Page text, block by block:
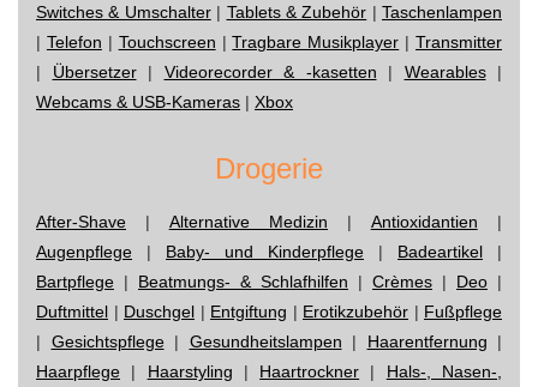
Switches & Umschalter| Tablets & Zubehör | Taschenlampen
| Telefon | Touchscreen |Tragbare Musikplayer | Transmitter
| Übersetzer| Videorecorder & -kasetten | Wearables|
Webcams & USB-Kameras | Xbox
Drogerie
After-Shave | Alternative Medizin | Antioxidantien |
Augenpflege | Baby- und Kinderpflege | Badeartikel |
Bartpflege | Beatmungs- & Schlafhilfen | Crèmes | Deo |
Duftmittel | Duschgel | Entgiftung | Erotikzubehör | Fußpflege
| Gesichtspflege| Gesundheitslampen | Haarentfernung |
Haarpflege | Haarstyling | Haartrockner | Hals-, Nasen-,